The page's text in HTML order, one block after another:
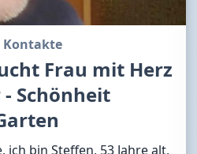
Kontakte
Frau mit Herz
Schönheit
ich bin Steffen, 53 Jahre alt,